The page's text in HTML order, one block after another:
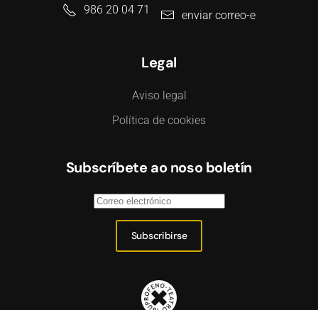
986 20 04 71
enviar correo-e
Legal
Aviso legal
Política de cookies
Subscríbete ao noso boletín
Subscribirse